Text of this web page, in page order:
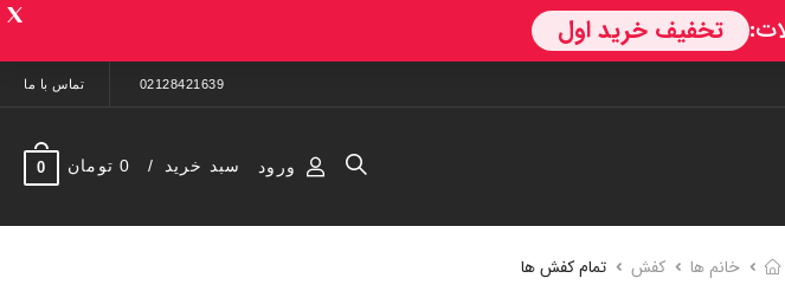
02128421639 تماس با ما
ورود سبد خرید 0 تومان 0
خانم ها کفش تمام کفش ها